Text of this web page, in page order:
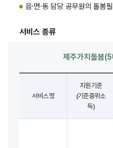
읍·면·동 담당 공무원의 돌봄
서비스 종류
제주가치돌봄
서비스명
지원기준
(기준중위소
득)